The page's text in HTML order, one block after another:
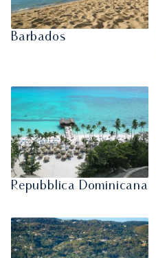
Barbados
Repubblica Dominicana